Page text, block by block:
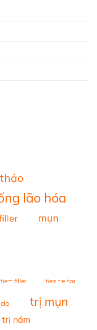
lão hóa
mụn
tiem filler tiem tre hoa
trị mụn
trị nám